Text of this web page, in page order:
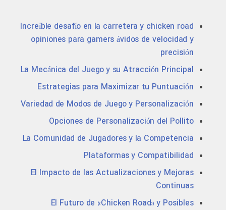
Increíble desafío en la carretera y chicken road
opiniones para gamers ávidos de velocidad y
precisión
La Mecánica del Juego y su Atracción Principal
Estrategias para Maximizar tu Puntuación
Variedad de Modos de Juego y Personalización
Opciones de Personalización del Pollito
La Comunidad de Jugadores y la Competencia
Plataformas y Compatibilidad
El Impacto de las Actualizaciones y Mejoras
Continuas
El Futuro de «Chicken Road» y Posibles